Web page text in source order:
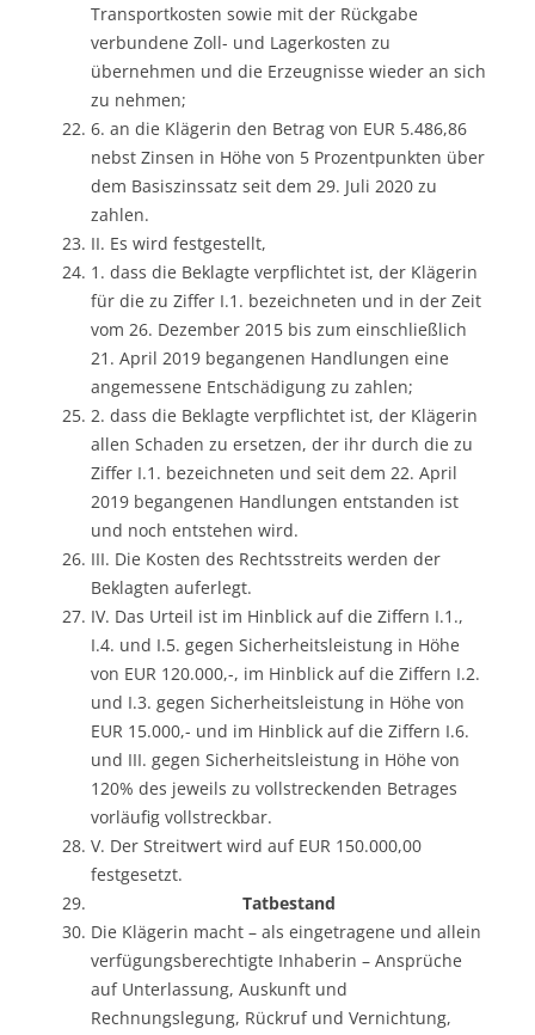
Transportkosten sowie mit der Rückgabe
verbundene Zoll- und Lagerkosten zu
übernehmen und die Erzeugnisse wieder an sich
zu nehmen;
6. an die Klägerin den Betrag von EUR 5.486,86
nebst Zinsen in Höhe von 5 Prozentpunkten über
dem Basiszinssatz seit dem 29. Juli 2020 zu
zahlen.
II. Es wird festgestellt,
1. dass die Beklagte verpflichtet ist, der Klägerin
für die zu Ziffer I.1. bezeichneten und in der Zeit
vom 26. Dezember 2015 bis zum einschließlich
21. April 2019 begangenen Handlungen eine
angemessene Entschädigung zu zahlen;
2. dass die Beklagte verpflichtet ist, der Klägerin
allen Schaden zu ersetzen, der ihr durch die zu
Ziffer I.1. bezeichneten und seit dem 22. April
2019 begangenen Handlungen entstanden ist
und noch entstehen wird.
III. Die Kosten des Rechtsstreits werden der
Beklagten auferlegt.
IV. Das Urteil ist im Hinblick auf die Ziffern I.1.,
I.4. und I.5. gegen Sicherheitsleistung in Höhe
von EUR 120.000,-, im Hinblick auf die Ziffern I.2.
und I.3. gegen Sicherheitsleistung in Höhe von
EUR 15.000,- und im Hinblick auf die Ziffern I.6.
und III. gegen Sicherheitsleistung in Höhe von
120% des jeweils zu vollstreckenden Betrages
vorläufig vollstreckbar.
V. Der Streitwert wird auf EUR 150.000,00
festgesetzt.
Tatbestand
Die Klägerin macht – als eingetragene und allein
verfügungsberechtigte Inhaberin – Ansprüche
auf Unterlassung, Auskunft und
Rechnungslegung, Rückruf und Vernichtung,